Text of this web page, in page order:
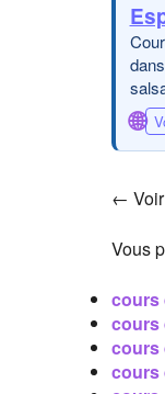
🌐
← Voir
Vous
cours
cours
cours
cours